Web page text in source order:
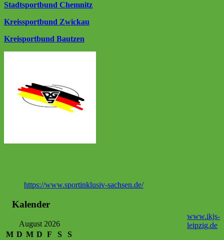
Stadtsportbund Chemnitz
Kreissportbund Zwickau
Kreisportbund Bautzen
https://www.sportinklusiv-sachsen.de/
www.ikjs-
leipzig.de
Kalender
August 2026
M D M D F S
S